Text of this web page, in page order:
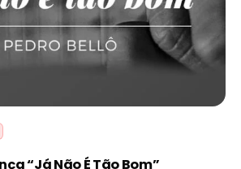
“Já Não É Tão Bom”